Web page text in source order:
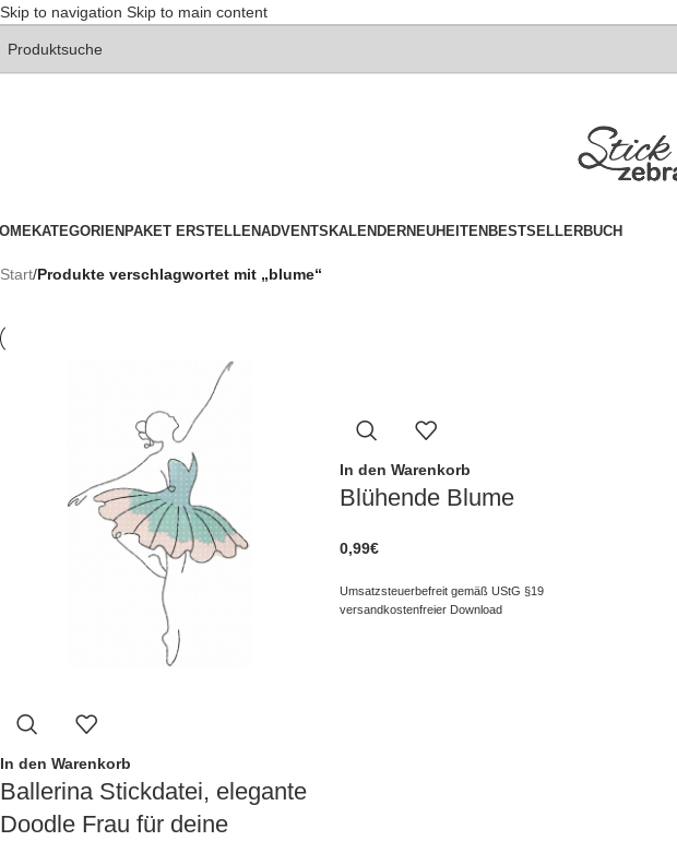
Skip to navigation Skip to main content
KATEGORIEN PAKET ERSTELLENADVENTSKALENDERNEUHEITEN BESTSELLERBUCH
Start/Produkte verschlagwortet mit „blume“
In den Warenkorb
Ballerina Stickdatei, elegante
Doodle Frau für deine
In den Warenkorb
Blühende Blume
0,99€
Umsatzsteuerbefreit gemäß UStG §19
versandkostenfreier Download